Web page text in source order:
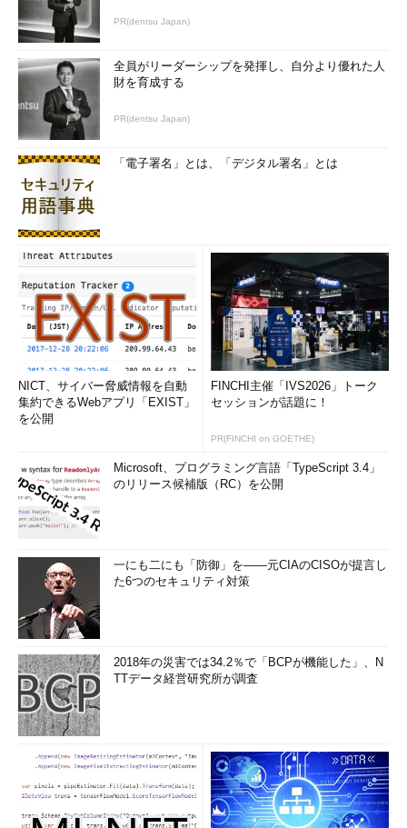
PR(dentsu Japan)
全員がリーダーシップを発揮し、自分より優れた人
財を育成する
PR(dentsu Japan)
「電子署名」とは、「デジタル署名」とは
NICT、サイバー脅威情報を自動
集約できるWebアプリ「EXIST」
を公開
FINCHI主催「IVS2026」トーク
セッションが話題に！
PR(FINCHI on GOETHE)
Microsoft、プログラミング言語「TypeScript 3.4」
のリリース候補版（RC）を公開
一にも二にも「防御」を――元CIAのCISOが提言し
た6つのセキュリティ対策
2018年の災害では34.2％で「BCPが機能した」、N
TTデータ経営研究所が調査